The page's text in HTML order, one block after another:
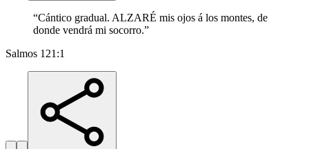
“Cántico gradual. ALZARÉ mis ojos á los montes, de
donde vendrá mi socorro.”
Salmos 121:1